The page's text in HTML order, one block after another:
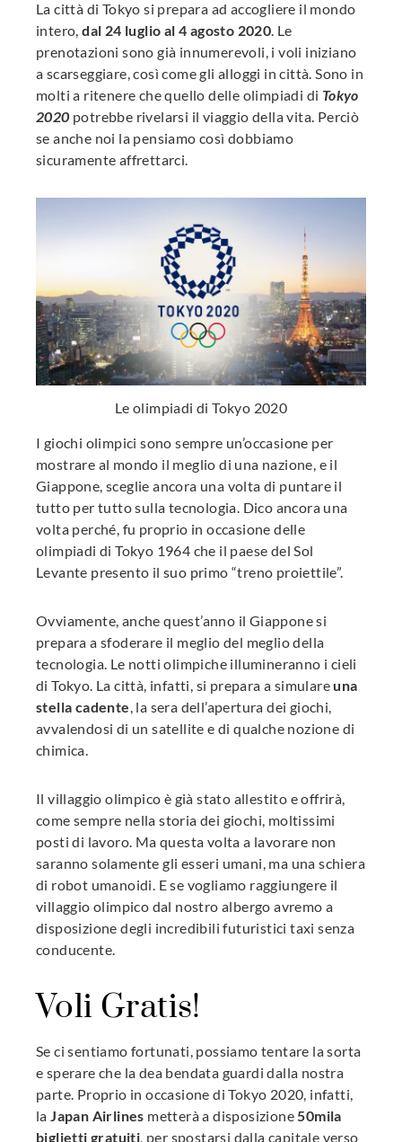
La città di Tokyo si prepara ad accogliere il mondo
intero,dal 24 luglio al 4 agosto 2020. Le
prenotazioni sono già innumerevoli, i voli iniziano
a scarseggiare, così come gli alloggi in città. Sono in
molti a ritenere che quello delle olimpiadi di Tokyo
2020 potrebbe rivelarsi il viaggio della vita. Perciò
se anche noi la pensiamo così dobbiamo
sicuramente affrettarci.
Le olimpiadi di Tokyo 2020
I giochi olimpici sono sempre un’occasione per
mostrare al mondo il meglio di una nazione, e il
Giappone, sceglie ancora una volta di puntare il
tutto per tutto sulla tecnologia. Dico ancora una
volta perché, fu proprio in occasione delle
olimpiadi di Tokyo 1964 che il paese del Sol
Levante presento il suo primo “treno proiettile”.
Ovviamente, anche quest’anno il Giappone si
prepara a sfoderare il meglio del meglio della
tecnologia. Le notti olimpiche illumineranno i cieli
di Tokyo. La città, infatti, si prepara a simulare una
stella cadente , la sera dell’apertura dei giochi,
avvalendosi di un satellite e di qualche nozione di
chimica.
Il villaggio olimpico è già stato allestito e offrirà,
come sempre nella storia dei giochi, moltissimi
posti di lavoro. Ma questa volta a lavorare non
saranno solamente gli esseri umani, ma una schiera
di robot umanoidi. E se vogliamo raggiungere il
villaggio olimpico dal nostro albergo avremo a
disposizione degli incredibili futuristici taxi senza
conducente.
Voli Gratis!
Se ci sentiamo fortunati, possiamo tentare la sorta
e sperare che la dea bendata guardi dalla nostra
parte. Proprio in occasione di Tokyo 2020, infatti,
la Japan Airlines metterà a disposizione 50mila
biglietti gratuiti , per spostarsi dalla capitale verso